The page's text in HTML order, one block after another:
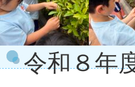
令和８年